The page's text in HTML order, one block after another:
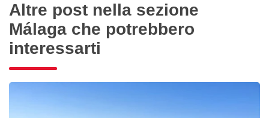
Altre post nella sezione
Málaga che potrebbero
interessarti